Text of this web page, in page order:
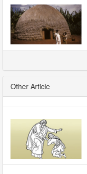
Other Article